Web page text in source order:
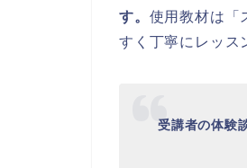
す。 使用教材は「
すく丁寧にレッス
受講者の体験